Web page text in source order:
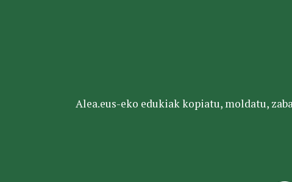
Alea.eus-eko edukiak kopiatu, moldatu,